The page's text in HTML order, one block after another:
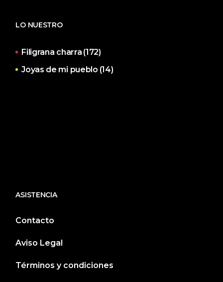
LO NUESTRO
Filigrana charra (172)
Joyas de mi pueblo (14)
ASISTENCIA
Contacto
Aviso Legal
Términos y condiciones